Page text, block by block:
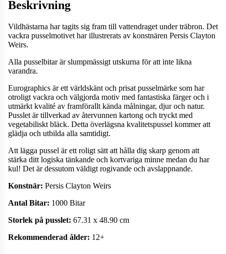
Beskrivning
Vildhästarna har tagits sig fram till vattendraget under träbron. Det
vackra pusselmotivet har illustrerats av konstnären Persis Clayton
Weirs.
Alla pusselbitar är slumpmässigt utskurna för att inte likna
varandra.
Eurographics är ett världskänt och prisat pusselmärke som har
otroligt vackra och välgjorda motiv med fantastiska färger och i
utmärkt kvalité av framförallt kända målningar, djur och natur.
Pusslet är tillverkad av återvunnen kartong och tryckt med
vegetabiliskt bläck. Detta överlägsna kvalitetspussel kommer att
glädja och utbilda alla samtidigt.
Att lägga pussel är ett roligt sätt att hålla dig skarp genom att
stärka ditt logiska tänkande och kortvariga minne medan du har
kul! Det är dessutom väldigt rogivande och avslappnande.
Konstnär: Persis Clayton Weirs
Antal Bitar: 1000 Bitar
Storlek på pusslet: 67.31 x 48.90 cm
Rekommenderad ålder: 12+